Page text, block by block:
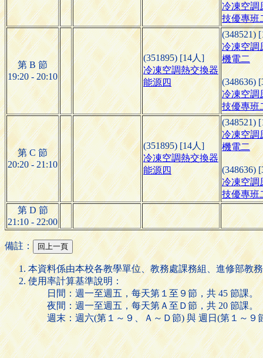
冷凍空調
技優專班
第 B 節
19:20 - 20:10
(351895) [14人]
冷凍空調熱交換器
能源四
(348521)
冷凍空調
機電二
(348636)
冷凍空調
技優專班
第 C 節
20:20 - 21:10
(351895) [14人]
冷凍空調熱交換器
能源四
(348521)
冷凍空調
機電二
(348636)
冷凍空調
技優專班
第 D 節
21:10 - 22:00
備註：
本資料係由本校各教學單位、教務處課務組、進修部教
使用率計算基準說明：
日間：週一至週五，每天第１至９節，共 45 節課。
夜間：週一至週五，每天第Ａ至Ｄ節，共 20 節課。
週末：週六(第１～９、Ａ～Ｄ節) 與 週日(第１～９